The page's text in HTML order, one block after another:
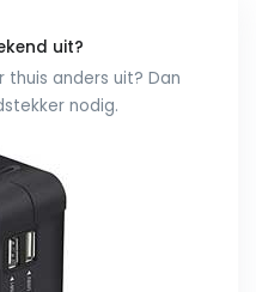
uit?
anders uit? Dan
nodig.